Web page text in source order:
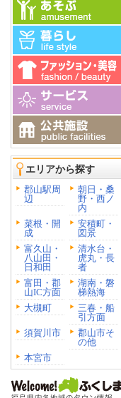
エリアから探す
郡山駅周
辺
朝日・桑
野・西ノ
内
菜根・開
成
安積町・
図景
富久山・
八山田・
日和田
清水台・
虎丸・長
者
富田・郡
山IC方面
湖南・磐
梯熱海
大槻町
三春・船
引方面
須賀川市
郡山市そ
の他
本宮市